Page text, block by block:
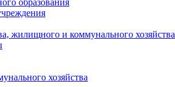
образования
жилищного и коммунального хозяйства
хозяйства